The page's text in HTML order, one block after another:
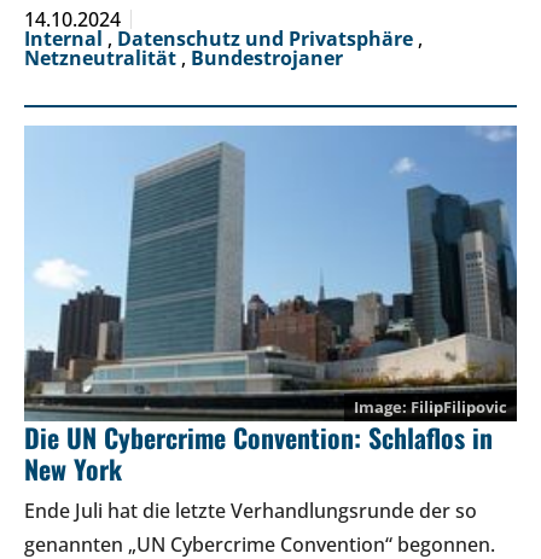
14.10.2024
Internal , Datenschutz und Privatsphäre ,
Netzneutralität , Bundestrojaner
FilipFilipovic
Die UN Cybercrime Convention: Schlaflos in
New York
Ende Juli hat die letzte Verhandlungsrunde der so
genannten „UN Cybercrime Convention“ begonnen.